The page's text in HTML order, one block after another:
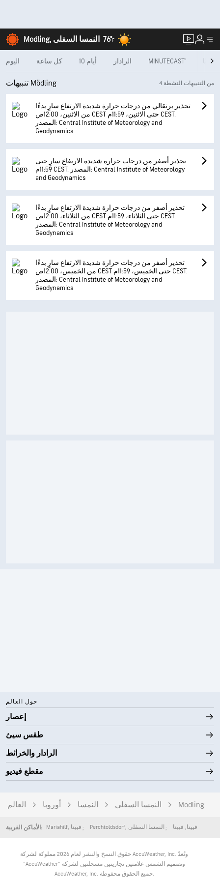
Modling, النمسا السفلى 76°F
اليوم كل ساعة 10 أيام الرادار MINUTECAST® شهريًا
تنبيهات Mödling 4 من التنبيهات النشطة
تحذير برتقالي من درجات حرارة شديدة الارتفاع سارٍ بدءًا
من الاثنين، 12:00ص CEST حتى الاثنين، 11:59م CEST.
المصدر: Central Institute of Meteorology and
Geodynamics
تحذير أصفر من درجات حرارة شديدة الارتفاع سارٍ حتى
11:59م CEST. المصدر: Central Institute of Meteorology
and Geodynamics
تحذير أصفر من درجات حرارة شديدة الارتفاع سارٍ بدءًا
من الثلاثاء، 12:00ص CEST حتى الثلاثاء، 11:59م CEST.
المصدر: Central Institute of Meteorology and
Geodynamics
تحذير أصفر من درجات حرارة شديدة الارتفاع سارٍ بدءًا
من الخميس، 12:00ص CEST حتى الخميس، 11:59م CEST.
المصدر: Central Institute of Meteorology and
Geodynamics
حول العالم
إعصار
طقس سيئ
الرادار والخرائط
مقطع فيديو
العالم أوروبا النمسا النمسا السفلى Modling
الأماكن القريبة: Mariahilf, فيينا Perchtoldsdorf, النمسا السفلى فيينا, فيينا
حقوق النسخ والنشر لعام 2026 مملوكة لشركة AccuWeather, Inc. وتُعدّ
"AccuWeather" وتصميم الشمس علامتين تجاريتين مسجلتين لشركة
AccuWeather, Inc. جميع الحقوق محفوظة.